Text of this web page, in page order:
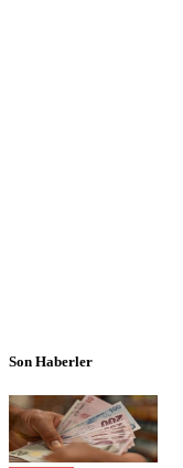
Son Haberler